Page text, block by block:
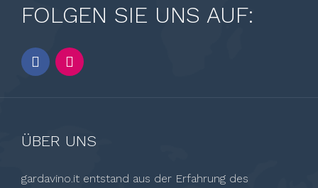
FOLGEN SIE UNS AUF:
ÜBER UNS
gardavino.it entstand aus der Erfahrung des